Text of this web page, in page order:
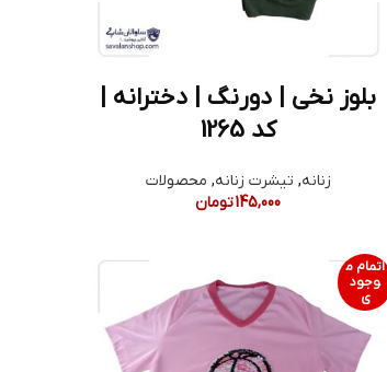
بلوز نخی | دورنگ | دخترانه |
کد 1265
زنانه, تیشرت زنانه, محصولات
145,000تومان
اتمام م
وجود
ی